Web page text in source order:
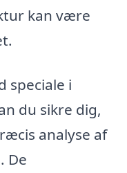
kan være
speciale i
du sikre dig,
analyse af
De